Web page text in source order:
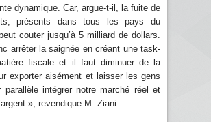
dynamique. Car, argue-t-il, la fuite de
présents dans tous les pays du
couter jusqu’à 5 milliard de dollars.
arrêter la saignée en créant une task-
fiscale et il faut diminuer de la
exporter aisément et laisser les gens
parallèle intégrer notre marché réel et
», revendique M. Ziani.